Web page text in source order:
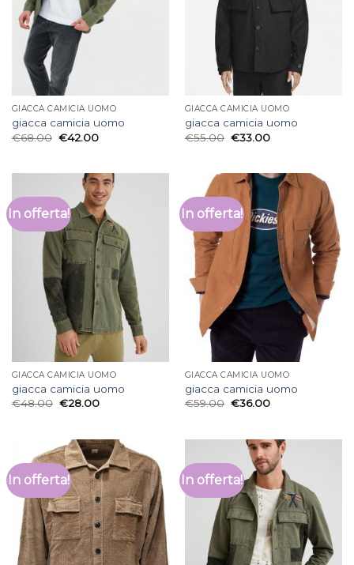
GIACCA CAMICIA UOMO
giacca camicia uomo
€68.00 €42.00
GIACCA CAMICIA UOMO
giacca camicia uomo
€55.00 €33.00
In offerta!
GIACCA CAMICIA UOMO
giacca camicia uomo
€48.00 €28.00
In offerta!
GIACCA CAMICIA UOMO
giacca camicia uomo
€59.00 €36.00
In offerta! In offerta!